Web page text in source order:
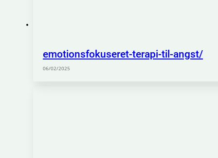
emotionsfokuseret-terapi-til-angst/
06/02/2025